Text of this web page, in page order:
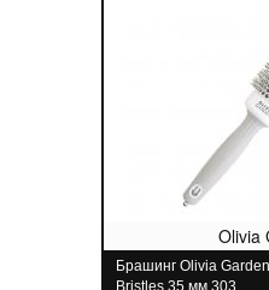
Olivia
Брашинг Olivia
Bristles 35 мм 303